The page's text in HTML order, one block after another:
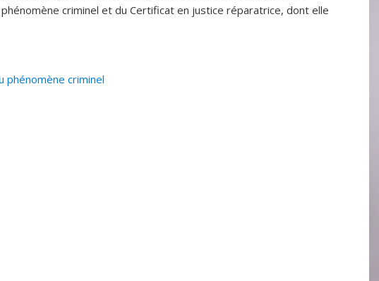
criminel et du Certificat en justice réparatrice, dont elle
phénomène criminel